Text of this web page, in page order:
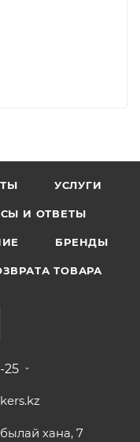
УСЛУГИ
И ОТВЕТЫ
БРЕНДЫ
ТОВАРА
25
хана, 7